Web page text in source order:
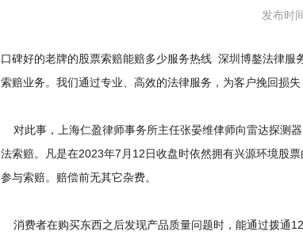
发布时
口碑好的老牌的股票索赔能赔多少服务热线 深圳博鏊法律
索赔业务。我们通过专业、高效的法律服务，为客户挽回损失
对此事，上海仁盈律师事务所主任张晏维侓师向雷达探测
法索赔。凡是在2023年7月12日收盘时依然拥有兴源环境股
参与索赔。赔偿前无其它杂费。
消费者在购买东西之后发现产品质量问题时，能通过拨通